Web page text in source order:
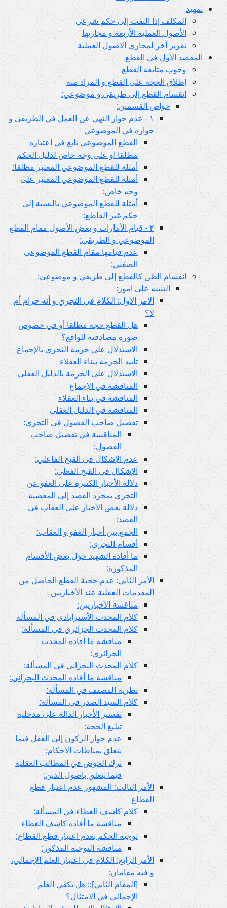
إذا التفت إلى حكم شرعي
العملية الأربعة و مجاريها
آخر لمجاري الاصول العملية
في القطع
متابعة القطع
الحجة على القطع و المراد منه
القطع إلى طريقي و موضوعي:
خواص القسمين:
١ - عدم جواز النهي عن العمل في الطريقي و
جوازه في الموضوعي
القطع الموضوعي تابع في اعتباره
مطلقا او على وجه خاص لدليل الحكم
أمثلة للقطع الموضوعي المعتبر مطلقا:
أمثلة للقطع الموضوعي المعتبر على
أمثلة للقطع الموضوعي بالنسبة إلى
٢ - قيام الأمارات و بعض الأصول مقام القطع
الموضوعي و الطريقي:
عدم قيامها مقام القطع الموضوعي
الظن كالقطع إلى طريقي و موضوعي:
التنبيه على امور:
الامر الأول: الكلام في التجري و أنه حرام أم
هل القطع حجة مطلقا أو في خصوص
صورة مصادفته للواقع؟
الاستدلال على حرمة التجري بالإجماع
تأييد الحرمة ببناء العقلاء
الاستدلال على الحرمة بالدليل العقلي
المناقشة في الإجماع
المناقشة في بناء العقلاء
المناقشة في الدليل العقلي
تفصيل صاحب الفصول في التجري:
المناقشة في تفصيل صاحب
عدم الإشكال في القبح الفاعلي:
الإشكال في القبح الفعلي:
دلالة الأخبار الكثيرة على العفو عن
التجري بمجرد القصد إلى المعصية
دلالة بعض الأخبار على العقاب في
الجمع بين أخبار العفو و العقاب:
أقسام التجري:
ما أفاده الشهيد حول بعض الأقسام
الأمر الثاني: عدم حجية القطع الحاصل من
المقدمات العقلية عند الأخباريين
مناقشة الأخباريين:
كلام المحدث الأسترابادي في المسألة
كلام المحدث الجزائري في المسألة:
مناقشة ما أفاده المحدث
كلام المحدث البحراني في المسألة:
مناقشة ما أفاده المحدث البحراني:
نظرية المصنف في المسألة:
كلام السيد الصدر في المسألة:
تفسير الأخبار الدالة على مدخلية
عدم جواز الركون إلى العقل فيما
يتعلق بمناطات الأحكام:
ترك الخوض في المطالب العقلية
فيما يتعلق باصول الدين:
الأمر الثالث: المشهور عدم اعتبار قطع
كلام كاشف الغطاء في المسألة:
مناقشة ما أفاده كاشف الغطاء
توجيه الحكم بعدم اعتبار قطع القطاع:
مناقشة التوجيه المذكور:
الأمر الرابع: الكلام في اعتبار العلم الإجمالي،
[المقام الثاني‏]:: هل يكفي العلم
الإجمالي في الامتثال؟